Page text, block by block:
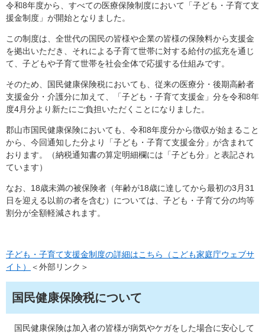
令和8年度から、すべての医療保険制度において「子ども・子育て支
援金制度」が開始となりました。
この制度は、全世代の国民の皆様や企業の皆様の保険料から支援金
を拠出いただき、それによる子育て世帯に対する給付の拡充を通じ
て、子どもや子育て世帯を社会全体で応援する仕組みです。
そのため、国民健康保険税においても、従来の医療分・後期高齢者
支援金分・介護分に加えて、「子ども・子育て支援金」分を令和8年
度4月分より新たにご負担いただくことになりました。
郡山市国民健康保険においても、令和8年度分から徴収が始まること
から、今回通知した分より「子ども・子育て支援金分」が含まれて
おります。（納税通知書の算定明細欄には「子ども分」と表記され
ています）
なお、18歳未満の被保険者（年齢が18歳に達してから最初の3月31
日を迎える以前の者を含む）については、子ども・子育て分の均等
割分が全額軽減されます。
子ども・子育て支援金制度の詳細はこちら（こども家庭庁ウェブサ
イト）
＜外部リンク＞
国民健康保険税について
国民健康保険は加入者の皆様が病気やケガをした場合に安心して